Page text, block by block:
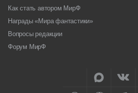
Как стать автором МирФ
Награды «Мира фантастики»
Вопросы редакции
Форум МирФ